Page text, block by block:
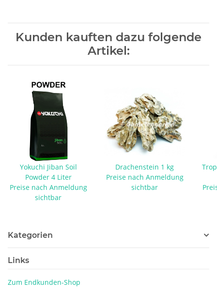
Kunden kauften dazu folgende
Artikel:
Yokuchi Jiban Soil
Powder 4 Liter
Preise nach Anmeldung
sichtbar
Drachenstein 1 kg
Preise nach Anmeldung
sichtbar
Kategorien
Links
Zum Endkunden-Shop